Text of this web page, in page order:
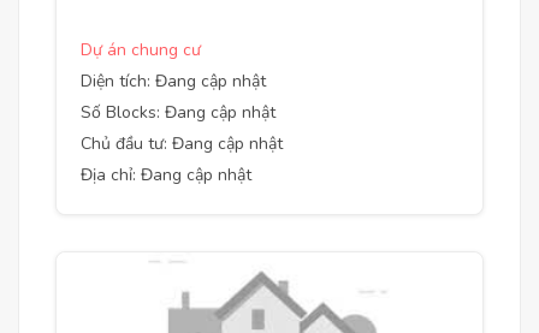
Dự án chung cư
Diện tích: Đang cập nhật
Số Blocks: Đang cập nhật
Chủ đầu tư: Đang cập nhật
Địa chỉ: Đang cập nhật